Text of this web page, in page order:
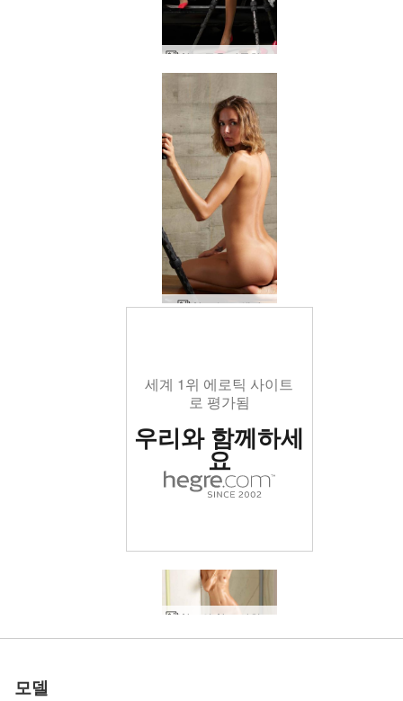
Alya 근육 자동차 섹시 셀카
Alya 누드 셀카
세계 1위 에로틱 사이트
로 평가됨
우리와 함께하세
요
Alya의 Alya 샤워 셀카
알리야 레온 자화상 2부
Alya Leon 자화상 1부
알리야 그린 팬티
알리야 화이트 팬티
Alya 모델 사진작가
세계 1위 에로틱 사이트
로 평가됨
우리와 함께하세
요
Alya와 Oksi 초록
알리야 셀프 촬영
Alya 알몸 사진 작가
Alya 및 Oksi 욕실 세션Alya 슈퍼 해상도 누드 셀카
옥시를 쏘는 알리야
세계 1위 에로틱 사이트
로 평가됨
우리와 함께하세
요
Alya 모델 및 사진 작가
Alya 누드 아름다움
Alya 벌거 벗은 슈퍼 모델알리야 자동차 포르노
Alya 누드 우아함
Alya가 Emily를 유혹하는 Alya
세계 1위 에로틱 사이트
로 평가됨
우리와 함께하세
요
Alya 섹시한 영혼 by Alya
알리야 화이트 셔츠
Alya의 분노의 질주
알리야 슈퍼모델 몸매
알리야 공주 레이아
알리야 어메이징 그레이스
알리야 윈도우 라이트
알리야 레오파드
알리야 하트브레이커
알리야 사과와 거품
세계 1위 에로틱 사이트
로 평가됨
우리와 함께하세
요
알리야 블랙 할로윈
알리야와 공동
알리야 기념물
천사의 알리야 예술
Alya는 항상 창의적입니다.
Alya 홈 누드
세계 1위 에로틱 사이트
로 평가됨
우리와 함께하세
요
Alya와 Oksi 여성 판타지
Alya 우크라이나 아티스트
Alya와 Oksi 거울 예술성
Alya의 하루, 키예프, 우크라이나
알리야 누드 쇼Alya와 Oksi 에로틱 판타지
세계 1위 에로틱 사이트
로 평가됨
우리와 함께하세
요
Alya와 Oksi 우크라이나 유토피아
모델